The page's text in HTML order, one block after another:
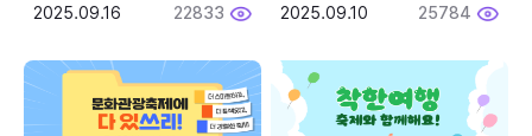
2025.09.16 22833 2025.09.10 25784